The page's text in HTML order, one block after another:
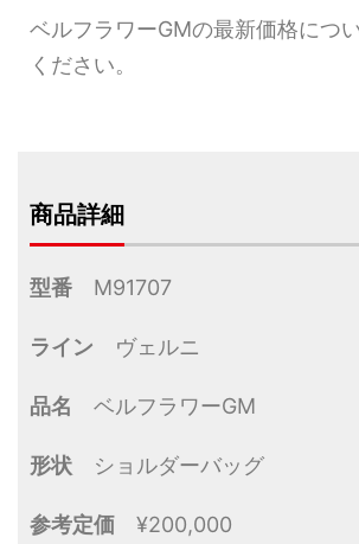
ベルフラワーGMの最新価格につ
ください。
商品詳細
型番 M91707
ライン ヴェルニ
品名 ベルフラワーGM
形状 ショルダーバッグ
参考定価 ¥200,000